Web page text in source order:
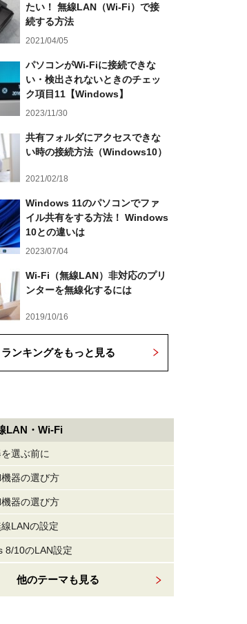
たい！ 無線LAN（Wi-Fi）で接
続する方法
2021/04/05
パソコンがWi-Fiに接続できな
い・検出されないときのチェッ
ク項目11【Windows】
2023/11/30
共有フォルダにアクセスできな
い時の接続方法（Windows10）
2021/02/18
Windows 11のパソコンでファ
イル共有をする方法！ Windows
10との違いは
2023/07/04
Wi-Fi（無線LAN）非対応のプリ
ンターを無線化するには
2019/10/16
ランキングをもっと見る
LAN・Wi-Fi
選ぶ前に
器の選び方
器の選び方
LANの設定
8/10のLAN設定
他のテーマも見る